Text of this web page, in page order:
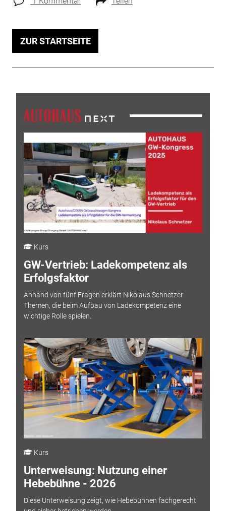
ZUR STARTSEITE
Kurs
GW-Vertrieb: Ladekompetenz als
Erfolgsfaktor
Anhand von fünf Fragen erklärt Nikolaus Schnetzer
Themen, die beim Aufbau von Ladekompetenz eine
wichtige Rolle spielen.
Kurs
Unterweisung: Nutzung einer
Hebebühne - 2026
Diese Unterweisung zeigt, wie Hebebühnen fachgerecht